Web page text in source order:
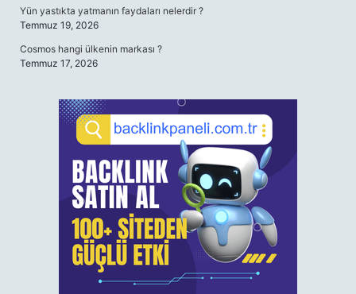
Yün yastıkta yatmanın faydaları nelerdir ?
Temmuz 19, 2026
Cosmos hangi ülkenin markası ?
Temmuz 17, 2026